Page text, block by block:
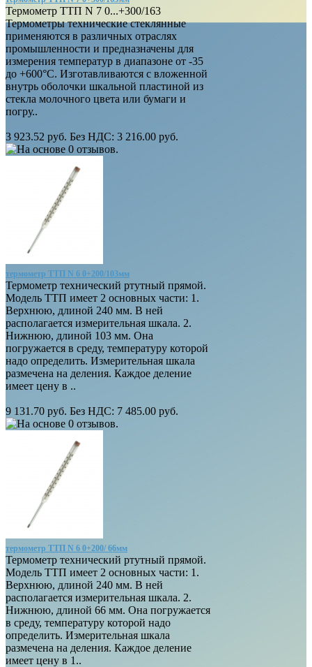
Термометр ТТП N 7 0...+300/163
Термометры технические стеклянные
применяются в различных отраслях
промышленности и предназначены для
измерения температур в диапазоне от -35
до +600°С. Изготавливаются с вложенной
внутрь оболочки шкальной пластиной из
стекла молочного цвета или бумаги и
погру..
3 923.52 руб. Без НДС: 3 216.00 руб.
термометр ТТП N 6 0+200/103мм
Термометр технический ртутный прямой.
Модель ТТП имеет 2 основных части: 1.
Верхнюю, длиной 240 мм. В ней
располагается измерительная шкала. 2.
Нижнюю, длиной 103 мм. Она
погружается в среду, температуру которой
надо определить. Измерительная шкала
размечена на деления. Каждое деление
имеет цену в ..
9 131.70 руб. Без НДС: 7 485.00 руб.
термометр ТТП N 6 0+200/ 66мм
Термометр технический ртутный прямой.
Модель ТТП имеет 2 основных части: 1.
Верхнюю, длиной 240 мм. В ней
располагается измерительная шкала. 2.
Нижнюю, длиной 66 мм. Она погружается
в среду, температуру которой надо
определить. Измерительная шкала
размечена на деления. Каждое деление
имеет цену в 1..